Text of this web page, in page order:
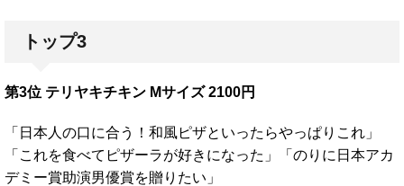
トップ3
第3位 テリヤキチキン Mサイズ 2100円
「日本人の口に合う！和風ピザといったらやっぱりこれ」
「これを食べてピザーラが好きになった」「のりに日本アカ
デミー賞助演男優賞を贈りたい」